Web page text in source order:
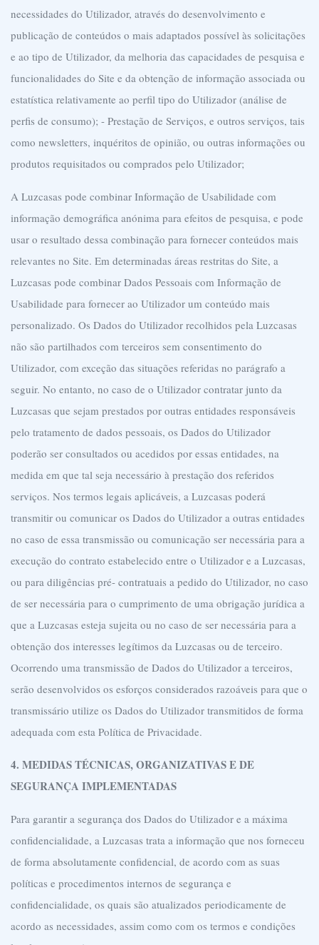
necessidades do Utilizador, através do desenvolvimento e
publicação de conteúdos o mais adaptados possível às solicitações
e ao tipo de Utilizador, da melhoria das capacidades de pesquisa e
funcionalidades do Site e da obtenção de informação associada ou
estatística relativamente ao perfil tipo do Utilizador (análise de
perfis de consumo); - Prestação de Serviços, e outros serviços, tais
como newsletters, inquéritos de opinião, ou outras informações ou
produtos requisitados ou comprados pelo Utilizador;
A Luzcasas pode combinar Informação de Usabilidade com
informação demográfica anónima para efeitos de pesquisa, e pode
usar o resultado dessa combinação para fornecer conteúdos mais
relevantes no Site. Em determinadas áreas restritas do Site, a
Luzcasas pode combinar Dados Pessoais com Informação de
Usabilidade para fornecer ao Utilizador um conteúdo mais
personalizado. Os Dados do Utilizador recolhidos pela Luzcasas
não são partilhados com terceiros sem consentimento do
Utilizador, com exceção das situações referidas no parágrafo a
seguir. No entanto, no caso de o Utilizador contratar junto da
Luzcasas que sejam prestados por outras entidades responsáveis
pelo tratamento de dados pessoais, os Dados do Utilizador
poderão ser consultados ou acedidos por essas entidades, na
medida em que tal seja necessário à prestação dos referidos
serviços. Nos termos legais aplicáveis, a Luzcasas poderá
transmitir ou comunicar os Dados do Utilizador a outras entidades
no caso de essa transmissão ou comunicação ser necessária para a
execução do contrato estabelecido entre o Utilizador e a Luzcasas,
ou para diligências pré- contratuais a pedido do Utilizador, no caso
de ser necessária para o cumprimento de uma obrigação jurídica a
que a Luzcasas esteja sujeita ou no caso de ser necessária para a
obtenção dos interesses legítimos da Luzcasas ou de terceiro.
Ocorrendo uma transmissão de Dados do Utilizador a terceiros,
serão desenvolvidos os esforços considerados razoáveis para que o
transmissário utilize os Dados do Utilizador transmitidos de forma
adequada com esta Política de Privacidade.
4. MEDIDAS TÉCNICAS, ORGANIZATIVAS E DE
SEGURANÇA IMPLEMENTADAS
Para garantir a segurança dos Dados do Utilizador e a máxima
confidencialidade, a Luzcasas trata a informação que nos forneceu
de forma absolutamente confidencial, de acordo com as suas
políticas e procedimentos internos de segurança e
confidencialidade, os quais são atualizados periodicamente de
acordo as necessidades, assim como com os termos e condições